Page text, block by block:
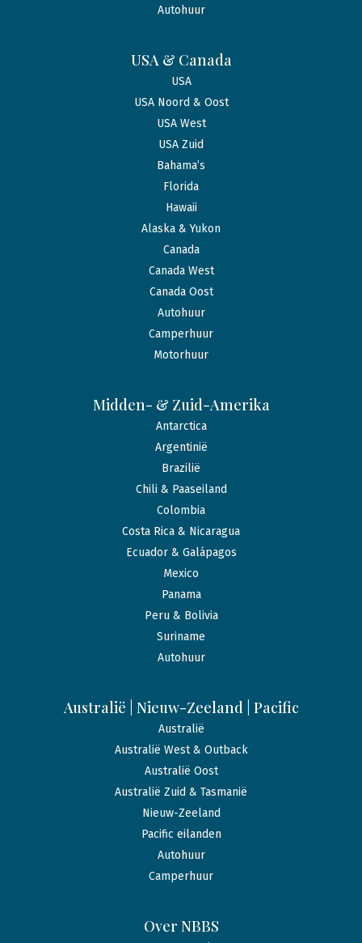
Autohuur
USA & Canada
USA
USA Noord & Oost
USA West
USA Zuid
Bahama’s
Florida
Hawaii
Alaska & Yukon
Canada
Canada West
Canada Oost
Autohuur
Camperhuur
Motorhuur
Midden- & Zuid-Amerika
Antarctica
Argentinië
Brazilië
Chili & Paaseiland
Colombia
Costa Rica & Nicaragua
Ecuador & Galápagos
Mexico
Panama
Peru & Bolivia
Suriname
Autohuur
Australië | Nieuw-Zeeland | Pacific
Australië
Australië West & Outback
Australië Oost
Australië Zuid & Tasmanië
Nieuw-Zeeland
Pacific eilanden
Autohuur
Camperhuur
Over NBBS